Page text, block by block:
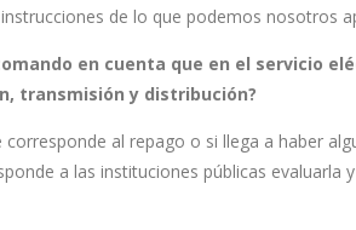
de lo que podemos nosotros
en cuenta que en el servicio
transmisión y distribución?
al repago o si llega a haber
a las instituciones públicas evaluarla